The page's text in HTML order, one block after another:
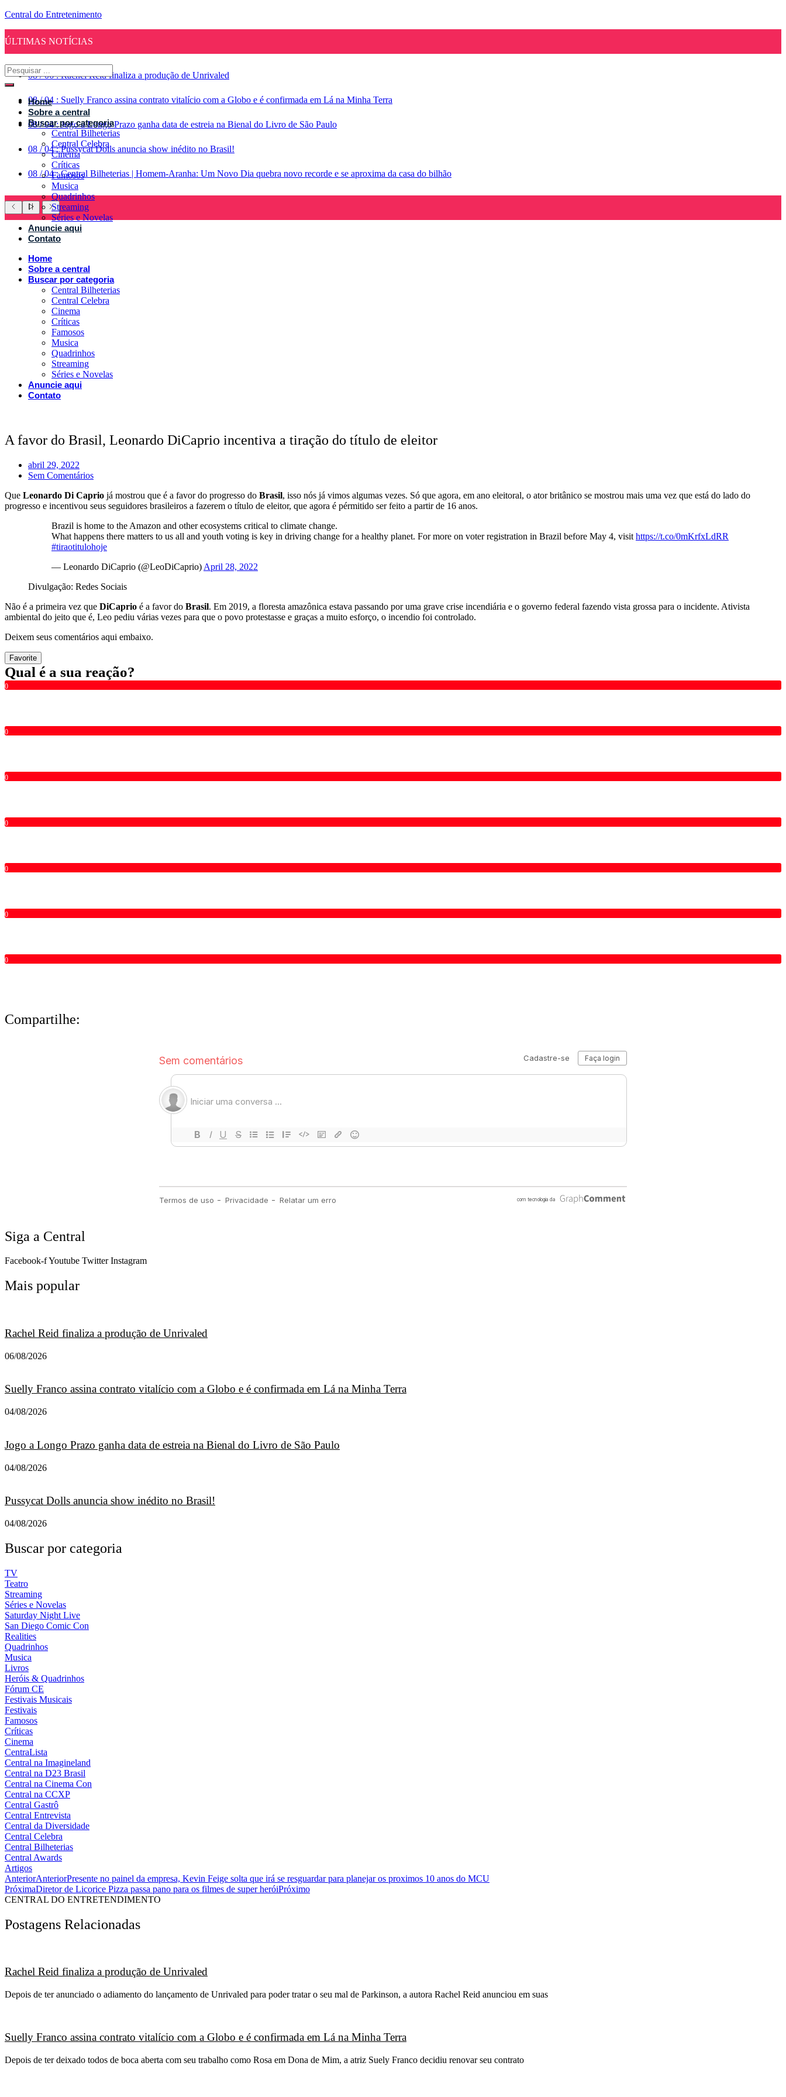
Central do Entretenimento
ÚLTIMAS NOTÍCIAS
08 / 06 : Rachel Reid finaliza a produção de Unrivaled
08 / 04 : Suelly Franco assina contrato vitalício com a Globo e é confirmada em Lá na Minha Terra
08 / 04 : Jogo a Longo Prazo ganha data de estreia na Bienal do Livro de São Paulo
08 / 04 : Pussycat Dolls anuncia show inédito no Brasil!
08 / 04 : Central Bilheterias | Homem-Aranha: Um Novo Dia quebra novo recorde e se aproxima da casa do bilhão
Home
Sobre a central
Buscar por categoria
Central Bilheterias
Central Celebra
Cinema
Críticas
Famosos
Musica
Quadrinhos
Streaming
Séries e Novelas
Anuncie aqui
Contato
Home
Sobre a central
Buscar por categoria
Central Bilheterias
Central Celebra
Cinema
Críticas
Famosos
Musica
Quadrinhos
Streaming
Séries e Novelas
Anuncie aqui
Contato
A favor do Brasil, Leonardo DiCaprio incentiva a tiração do título de eleitor
abril 29, 2022
Sem Comentários
Que Leonardo Di Caprio já mostrou que é a favor do progresso do Brasil, isso nós já vimos algumas vezes. Só que agora, em ano eleitoral, o ator britânico se mostrou mais uma vez que está do lado do
progresso e incentivou seus seguidores brasileiros a fazerem o título de eleitor, que agora é pérmitido ser feito a partir de 16 anos.
Brazil is home to the Amazon and other ecosystems critical to climate change.
What happens there matters to us all and youth voting is key in driving change for a healthy planet. For more on voter registration in Brazil before May 4, visit https://t.co/0mKrfxLdRR
#tiraotitulohoje
— Leonardo DiCaprio (@LeoDiCaprio) April 28, 2022
Divulgação: Redes Sociais
Não é a primeira vez que DiCaprio é a favor do Brasil. Em 2019, a floresta amazônica estava passando por uma grave crise incendiária e o governo federal fazendo vista grossa para o incidente. Ativista
ambiental do jeito que é, Leo pediu várias vezes para que o povo protestasse e graças a muito esforço, o incendio foi controlado.
Deixem seus comentários aqui embaixo.
Favorite
Qual é a sua reação?
0
0
0
0
0
0
0
Compartilhe:
Siga a Central
Facebook-fYoutube Twitter Instagram
Mais popular
Rachel Reid finaliza a produção de Unrivaled
06/08/2026
Suelly Franco assina contrato vitalício com a Globo e é confirmada em Lá na Minha Terra
04/08/2026
Jogo a Longo Prazo ganha data de estreia na Bienal do Livro de São Paulo
04/08/2026
Pussycat Dolls anuncia show inédito no Brasil!
04/08/2026
Buscar por categoria
TV
Teatro
Streaming
Séries e Novelas
Saturday Night Live
San Diego Comic Con
Realities
Quadrinhos
Musica
Livros
Heróis & Quadrinhos
Fórum CE
Festivais Musicais
Festivais
Famosos
Críticas
Cinema
CentraLista
Central na Imagineland
Central na D23 Brasil
Central na Cinema Con
Central na CCXP
Central Gastrô
Central Entrevista
Central da Diversidade
Central Celebra
Central Bilheterias
Central Awards
Artigos
AnteriorAnteriorPresente no painel da empresa, Kevin Feige solta que irá se resguardar para planejar os proximos 10 anos do MCU
PróximaDiretor de Licorice Pizza passa pano para os filmes de super heróiPróximo
CENTRAL DO ENTRETENDIMENTO
Postagens Relacionadas
Rachel Reid finaliza a produção de Unrivaled
Depois de ter anunciado o adiamento do lançamento de Unrivaled para poder tratar o seu mal de Parkinson, a autora Rachel Reid anunciou em suas
Suelly Franco assina contrato vitalício com a Globo e é confirmada em Lá na Minha Terra
Depois de ter deixado todos de boca aberta com seu trabalho como Rosa em Dona de Mim, a atriz Suely Franco decidiu renovar seu contrato